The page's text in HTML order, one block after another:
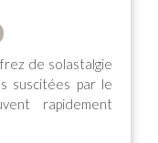
de solastalgie
suscitées par le
rapidement